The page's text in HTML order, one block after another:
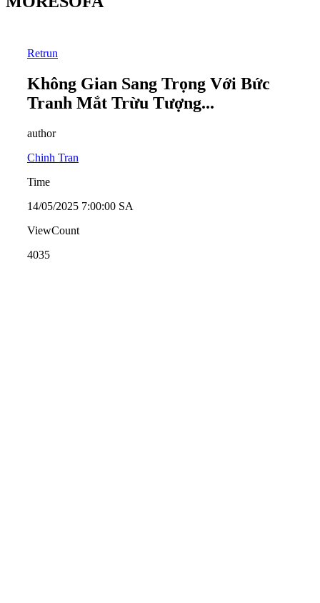
Retrun
Không Gian Sang Trọng Với Bức
Tranh Mắt Trừu Tượng...
author
Chinh Tran
Time
14/05/2025 7:00:00 SA
ViewCount
4035